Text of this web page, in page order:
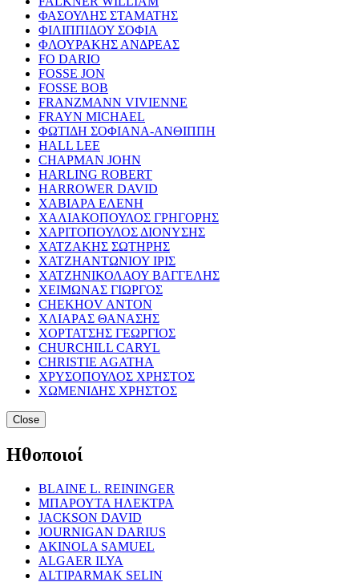
ΦΑΣΟΥΛΗΣ ΣΤΑΜΑΤΗΣ
ΦΙΛΙΠΠΙΔΟΥ ΣΟΦΙΑ
ΦΛΟΥΡΑΚΗΣ ΑΝΔΡΕΑΣ
FO DARIO
FOSSE JON
FOSSE BOB
FRANZMANN VIVIENNE
FRAYN MICHAEL
ΦΩΤΙΔΗ ΣΟΦΙΑΝΑ-ΑΝΘΙΠΠΗ
HALL LEE
CHAPMAN JOHN
HARLING ROBERT
HARROWER DAVID
ΧΑΒΙΑΡΑ ΕΛΕΝΗ
ΧΑΛΙΑΚΟΠΟΥΛΟΣ ΓΡΗΓΟΡΗΣ
ΧΑΡΙΤΟΠΟΥΛΟΣ ΔΙΟΝΥΣΗΣ
ΧΑΤΖΑΚΗΣ ΣΩΤΗΡΗΣ
ΧΑΤΖΗΑΝΤΩΝΙΟΥ ΙΡΙΣ
ΧΑΤΖΗΝΙΚΟΛΑΟΥ ΒΑΓΓΕΛΗΣ
ΧΕΙΜΩΝΑΣ ΓΙΩΡΓΟΣ
CHEKHOV ANTON
ΧΛΙΑΡΑΣ ΘΑΝΑΣΗΣ
ΧΟΡΤΑΤΣΗΣ ΓΕΩΡΓΙΟΣ
CHURCHILL CARYL
CHRISTIE AGATHA
ΧΡΥΣΟΠΟΥΛΟΣ ΧΡΗΣΤΟΣ
ΧΩΜΕΝΙΔΗΣ ΧΡΗΣΤΟΣ
Close
Ηθοποιοί
BLAINE L. REININGER
ΜΠΑΡΟΥΤΑ ΗΛΕΚΤΡΑ
JACKSON DAVID
JOURNIGAN DARIUS
AKINOLA SAMUEL
ALGAER ILYA
ALTIPARMAK SELIN